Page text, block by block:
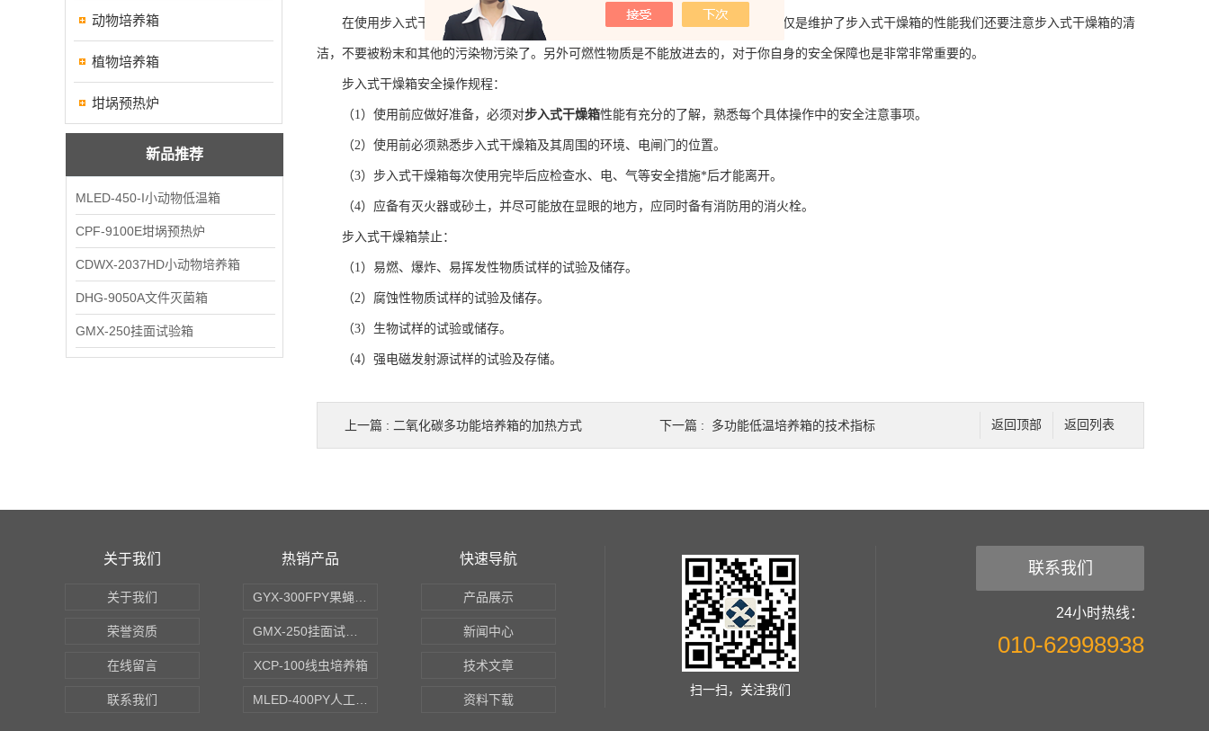
动物培养箱
植物培养箱
坩埚预热炉
新品推荐
MLED-450-I小动物低温箱
CPF-9100E坩埚预热炉
CDWX-2037HD小动物培养箱
DHG-9050A文件灭菌箱
GMX-250挂面试验箱
在使用步入式干燥箱的时候一定要注意安全，正确的操作是非常有必要的，不仅仅是维护了步入式干燥箱的性能我们还要注意步入式干燥箱的清
洁，不要被粉末和其他的污染物污染了。另外可燃性物质是不能放进去的，对于你自身的安全保障也是非常非常重要的。
步入式干燥箱安全操作规程：
（1）使用前应做好准备，必须对步入式干燥箱性能有充分的了解，熟悉每个具体操作中的安全注意事项。
（2）使用前必须熟悉步入式干燥箱及其周围的环境、电闸门的位置。
（3）步入式干燥箱每次使用完毕后应检查水、电、气等安全措施*后才能离开。
（4）应备有灭火器或砂土，并尽可能放在显眼的地方，应同时备有消防用的消火栓。
步入式干燥箱禁止：
（1）易燃、爆炸、易挥发性物质试样的试验及储存。
（2）腐蚀性物质试样的试验及储存。
（3）生物试样的试验或储存。
（4）强电磁发射源试样的试验及存储。
返回列表
返回顶部
上一篇 : 二氧化碳多功能培养箱的加热方式 下一篇 : 多功能低温培养箱的技术指标
关于我们
关于我们
荣誉资质
在线留言
联系我们
热销产品
XCP-100线虫培养箱
快速导航
产品展示
新闻中心
技术文章
资料下载
扫一扫，关注我们
联系我们
24小时热线：
010-62998938